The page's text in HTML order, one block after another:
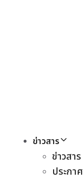
ข่าวสาร
ข่าวสาร
ประกาศ